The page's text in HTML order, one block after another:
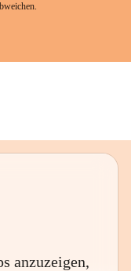
anzuzeigen,